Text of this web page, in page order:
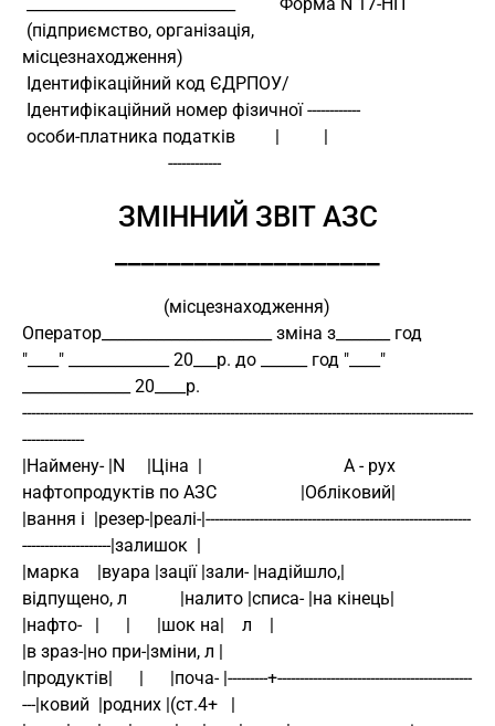
(підприємство, організація,
місцезнаходження)
Ідентифікаційний код ЄДРПОУ/
Ідентифікаційний номер фізичної ------------
особи-платника податків         |          |
                                 ------------
ЗМІННИЙ ЗВІТ АЗС
                                (місцезнаходження)
Оператор______________________ зміна з_______ год
"____" _____________ 20___р. до ______ год "____"
______________ 20____р.
------------------------------------------------------------------------------------------------------
--------------
|Наймену- |N     |Ціна  |                                А - рух
нафтопродуктів по АЗС                   |Обліковий|
|вання і  |резер-|реалі-|------------------------------------------------------------
--------------------|залишок  |
|марка    |вуара |зації |зали- |надійшло,|
відпущено, л            |налито |списа- |на кінець|
|нафто-   |      |      |шок на|    л    |
|в зраз-|но при-|зміни, л |
|продуктів|      |      |поча- |---------+--------------------------------------------
---|ковий  |родних |(ст.4+   |